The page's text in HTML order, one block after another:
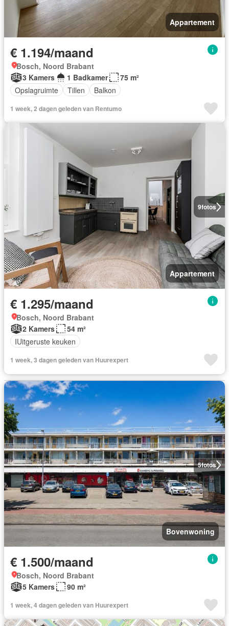
Appartement
€ 1.194/maand
Bosch, Noord Brabant
3 Kamers
1 Badkamer
75 m²
Opslagruimte
Tillen Balkon
1 week, 2 dagen geleden van Rentumo
9fotos
Appartement
€ 1.295/maand
Bosch, Noord Brabant
2 Kamers
54 m²
IUitgeruste keuken
1 week, 3 dagen geleden van Huurexpert
5fotos
Bovenwoning
€ 1.500/maand
Bosch, Noord Brabant
5 Kamers
90 m²
1 week, 4 dagen geleden van Huurexpert